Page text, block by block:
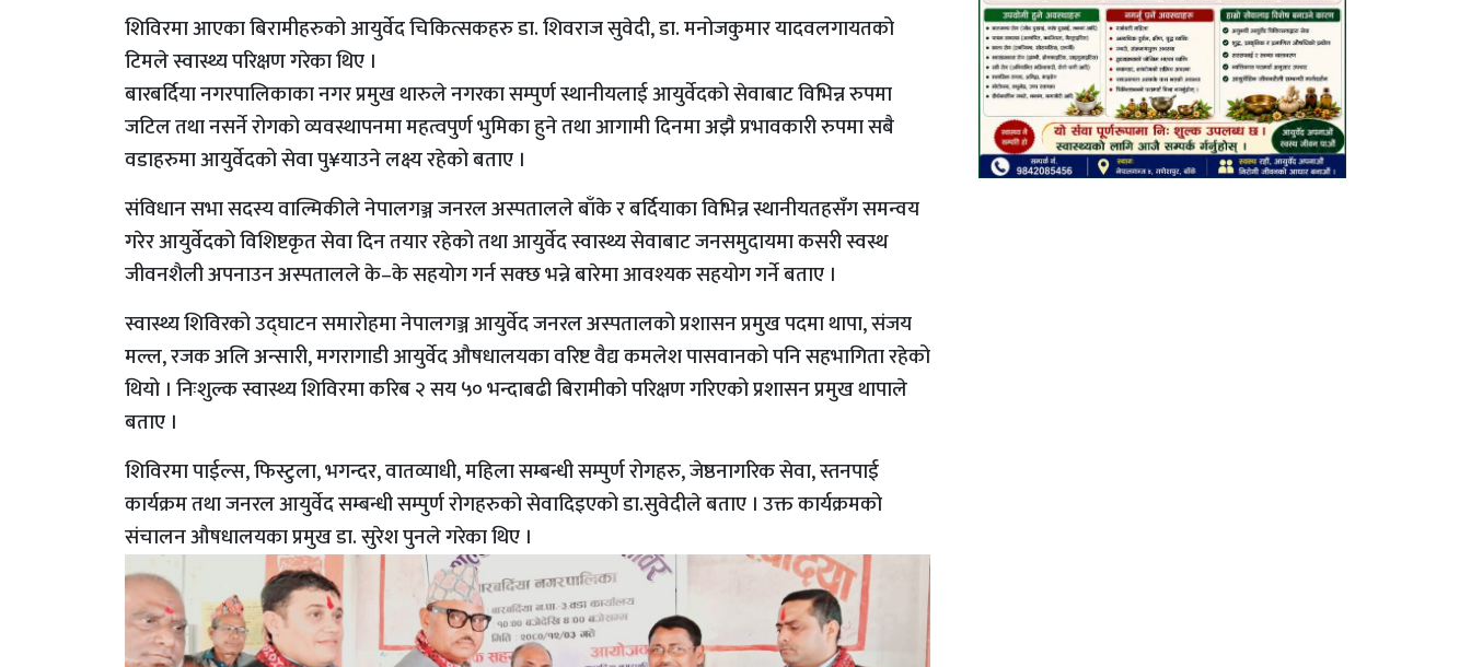
शिविरमा आएका बिरामीहरुको आयुर्वेद चिकित्सकहरु डा. शिवराज सुवेदी, डा. मनोजकुमार यादवलगायतको
टिमले स्वास्थ्य परिक्षण गरेका थिए ।
बारबर्दिया नगरपालिकाका नगर प्रमुख थारुले नगरका सम्पुर्ण स्थानीयलाई आयुर्वेदको सेवाबाट विभिन्न रुपमा
जटिल तथा नसर्ने रोगको व्यवस्थापनमा महत्वपुर्ण भुमिका हुने तथा आगामी दिनमा अझै प्रभावकारी रुपमा सबै
वडाहरुमा आयुर्वेदको सेवा पु¥याउने लक्ष्य रहेको बताए ।
संविधान सभा सदस्य वाल्मिकीले नेपालगञ्ज जनरल अस्पतालले बाँके र बर्दियाका विभिन्न स्थानीयतहसँग समन्वय
गरेर आयुर्वेदको विशिष्टकृत सेवा दिन तयार रहेको तथा आयुर्वेद स्वास्थ्य सेवाबाट जनसमुदायमा कसरी स्वस्थ
जीवनशैली अपनाउन अस्पतालले के–के सहयोग गर्न सक्छ भन्ने बारेमा आवश्यक सहयोग गर्ने बताए ।
स्वास्थ्य शिविरको उद्घाटन समारोहमा नेपालगञ्ज आयुर्वेद जनरल अस्पतालको प्रशासन प्रमुख पदमा थापा, संजय
मल्ल, रजक अलि अन्सारी, मगरागाडी आयुर्वेद औषधालयका वरिष्ट वैद्य कमलेश पासवानको पनि सहभागिता रहेको
थियो । निःशुल्क स्वास्थ्य शिविरमा करिब २ सय ५० भन्दाबढी बिरामीको परिक्षण गरिएको प्रशासन प्रमुख थापाले
बताए ।
शिविरमा पाईल्स, फिस्टुला, भगन्दर, वातव्याधी, महिला सम्बन्धी सम्पुर्ण रोगहरु, जेष्ठनागरिक सेवा, स्तनपाई
कार्यक्रम तथा जनरल आयुर्वेद सम्बन्धी सम्पुर्ण रोगहरुको सेवादिइएको डा.सुवेदीले बताए । उक्त कार्यक्रमको
संचालन औषधालयका प्रमुख डा. सुरेश पुनले गरेका थिए ।